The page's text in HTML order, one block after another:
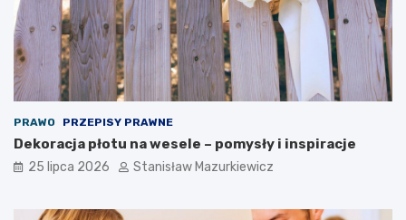
PRAWO PRZEPISY PRAWNE
Dekoracja płotu na wesele – pomysły i inspiracje
25 lipca 2026 Stanisław Mazurkiewicz